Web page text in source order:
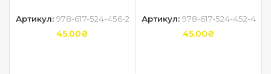
Артикул: 978-617-524-456-2
45.00₴
Артикул: 978-617-524-452-4
45.00₴